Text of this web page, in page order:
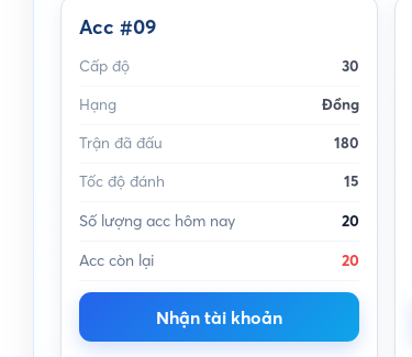
Acc #09
Cấp độ 30
Hạng Đồng
Trận đã đấu 180
Tốc độ đánh 15
Số lượng acc hôm nay
20
Acc còn lại
20
Nhận tài khoản